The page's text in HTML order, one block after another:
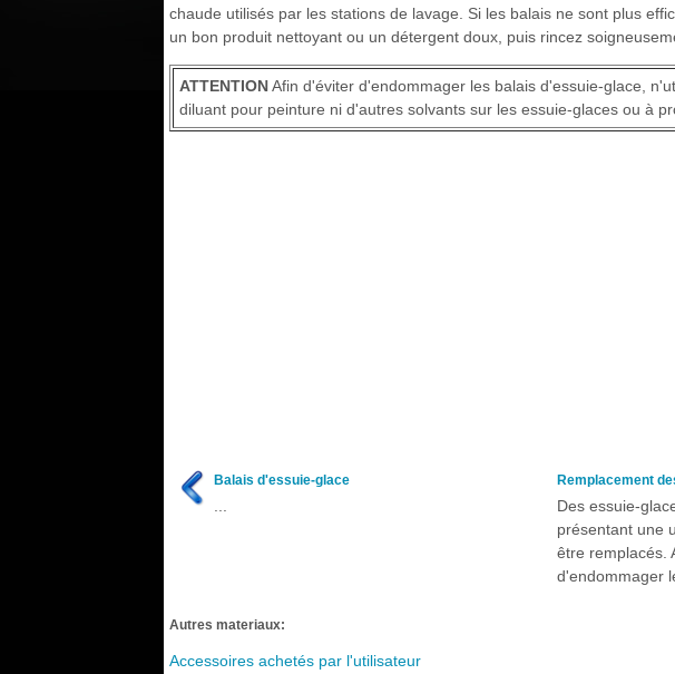
chaude utilisés par les stations de lavage. Si les balais ne sont plus
un bon produit nettoyant ou un détergent doux, puis rincez
ATTENTIONAfin d'éviter d'endommager les balais d'essuie-glace,
diluant pour peinture ni d'autres solvants sur les essuie-glaces ou à
Balais d'essuie-glace Remplacement
Des essuie-
présentant une
être remplacés.
d'endommager
Autres materiaux:
Accessoires achetés par l'utilisateur